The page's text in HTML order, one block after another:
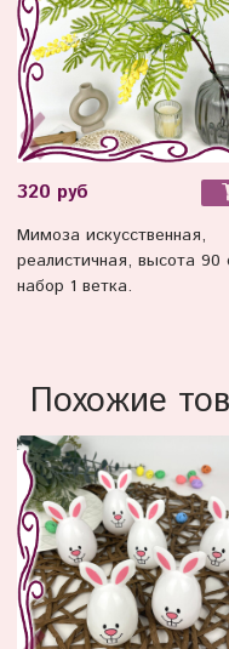
320 руб
Мимоза искусственная,
реалистичная, высота 90
набор 1 ветка.
Похожие